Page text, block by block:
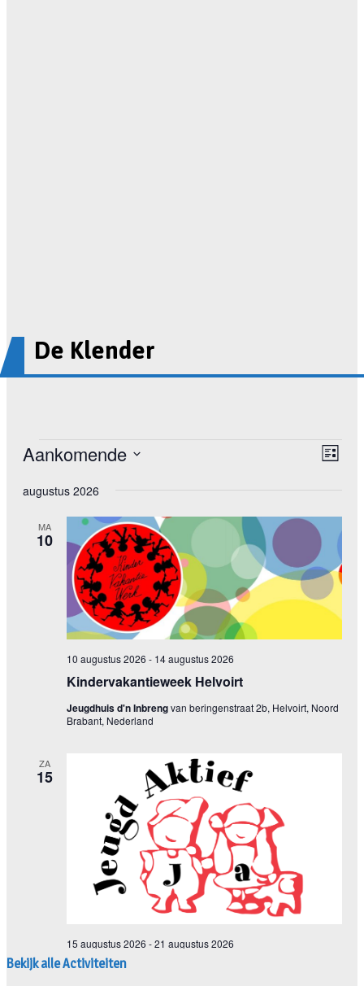
De Klender
Bekijk alle Activiteiten